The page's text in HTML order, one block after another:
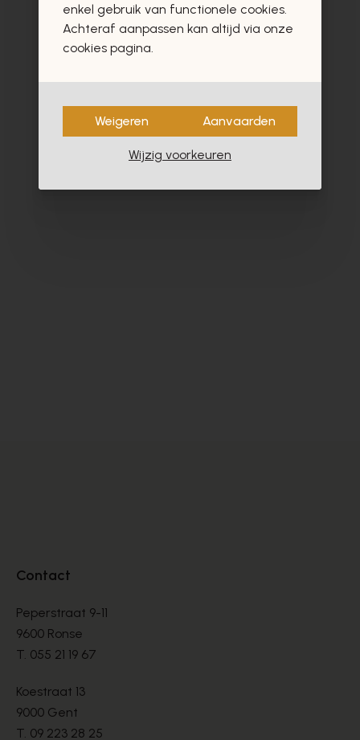
Contact
Peperstraat 9-11
9600 Ronse
T. 055 21 19 67
Koestraat 13
9000 Gent
T. 09 223 28 25
enkel gebruik van functionele cookies.
Achteraf aanpassen kan altijd via onze
cookies pagina.
Weigeren Aanvaarden
Wijzig voorkeuren